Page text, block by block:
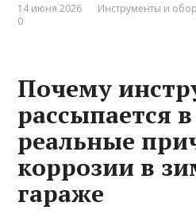
14 июня 2026 Инструменты и
0
Почему
рассыпается
реальные
коррозии в
гараже